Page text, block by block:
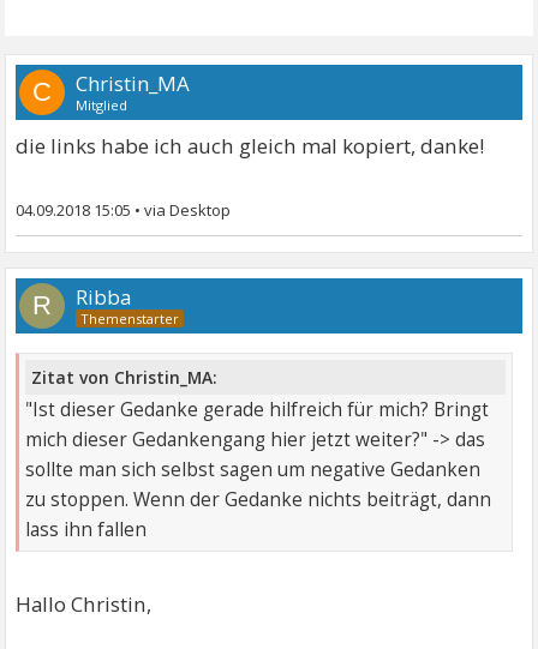
C Christin_MA
Mitglied
die links habe ich auch gleich mal kopiert, danke!
04.09.2018 15:05 •
R Ribba
Zitat von Christin_MA:
"Ist dieser Gedanke gerade hilfreich für mich? Bringt
mich dieser Gedankengang hier jetzt weiter?" -> das
sollte man sich selbst sagen um negative Gedanken
zu stoppen. Wenn der Gedanke nichts beiträgt, dann
lass ihn fallen
Hallo Christin,